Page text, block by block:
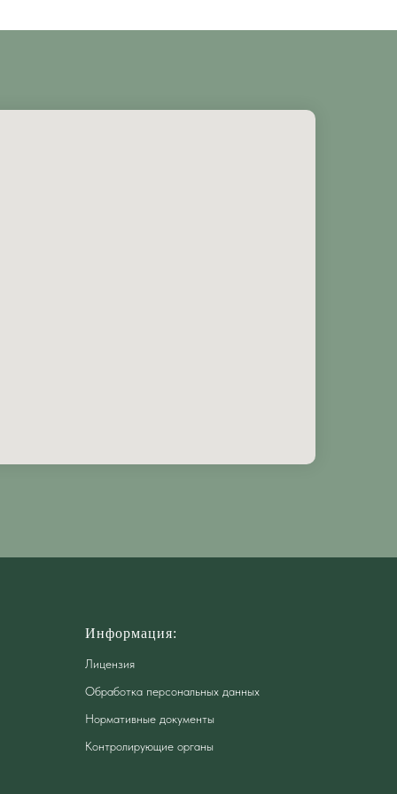
Информация:
Лицензия
Обработка персональных данных
Нормативные документы
Контролирующие органы